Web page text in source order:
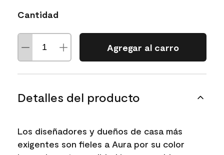
Cantidad
Agregar al carro
Detalles del producto
Los diseñadores y dueños de casa más
exigentes son fieles a Aura por su color